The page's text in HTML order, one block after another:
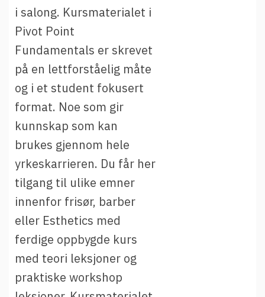
i salong. Kursmaterialet i
Pivot Point
Fundamentals er skrevet
på en lettforståelig måte
og i et student fokusert
format. Noe som gir
kunnskap som kan
brukes gjennom hele
yrkeskarrieren. Du får her
tilgang til ulike emner
innenfor frisør, barber
eller Esthetics med
ferdige oppbygde kurs
med teori leksjoner og
praktiske workshop